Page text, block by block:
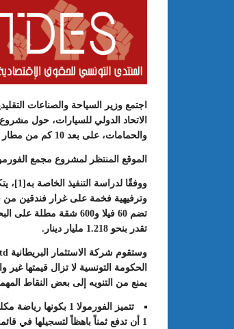
والحمامات، على بعد 10 كم من مطار النفيضة و80 كم من العاصمة.
الموقع المنتظر لمشروع مجمع
ووفقًا لدراسة التنفيذ الخاصة به [1]
تضم 60 فيلا و600
تقدر بنحو 1.218 مليار دينار.
الحكومة التونسية لا تزال قيمتها
يمنع من التنويه إلى بعض النقاط
تتميز الفورمولا 1
1 أن تدفع ثمناً باهظاً لتسجيلها في قائمة الدول المترشحة
الملتقى الدولي
الجامعي بوجودي أو
إلى التميّز”